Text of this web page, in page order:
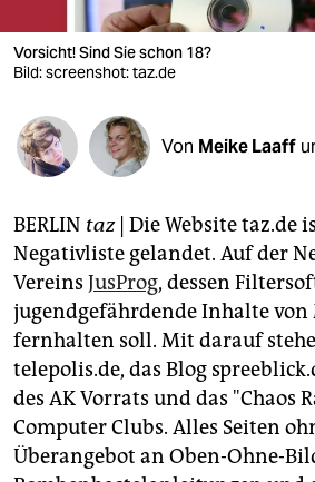
veranstaltungen
fragen & hilfe
unterstützen
abo
genossenschaft
epaper login
Vorsicht! Sind Sie schon 18?
Bild: screenshot: taz.de
Von Meike Laaff
BERLIN taz| Die Website taz.de
Negativliste gelandet. Auf der
Vereins JusProg, dessen
jugendgefährdende Inhalte
fernhalten soll. Mit darauf
telepolis.de, das Blog
des AK Vorrats und das "Chaos
Computer Clubs. Alles Seiten
Überangebot an Oben-Ohne-